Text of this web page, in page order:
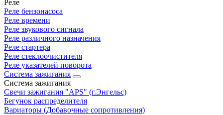
Реле
Реле бензонасоса
Реле времени
Реле звукового сигнала
Реле различного назначения
Реле стартера
Реле стеклоочистителя
Реле указателей поворота
Система зажигания
Система зажигания
Свечи зажигания "APS" (г.Энгельс)
Бегунок распределителя
Вариаторы (Добавочные сопротивления)